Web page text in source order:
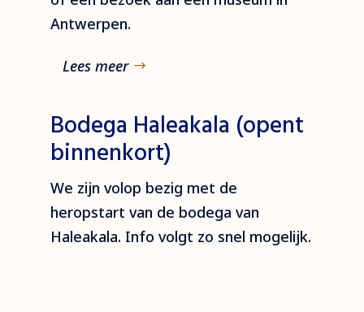
Antwerpen.
Lees meer
Bodega Haleakala (opent
binnenkort)
We zijn volop bezig met de
heropstart van de bodega van
Haleakala. Info volgt zo snel mogelijk.